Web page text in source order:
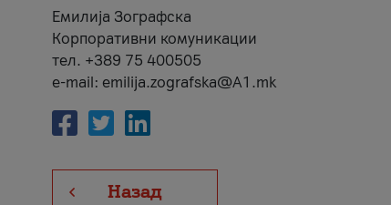
Емилија Зографска
Корпоративни комуникации
тел. +389 75 400505
e-mail: emilija.zografska@A1.mk
Назад